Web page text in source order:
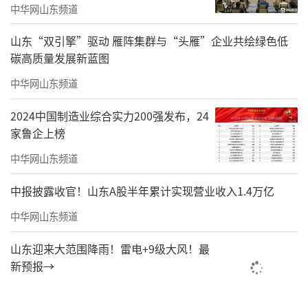
中华网山东频道
山东“双引擎”驱动 雁阵集群与“头雁”企业共绘绿色低
碳高质量发展新蓝图
中华网山东频道
2024中国制造业综合实力200强发布，24
家鲁企上榜
中华网山东频道
中报披露收官！山东A股半年累计实现营业收入1.4万亿
中华网山东频道
山东迎来大范围降雨！雷电+9级大风！最
新预报→